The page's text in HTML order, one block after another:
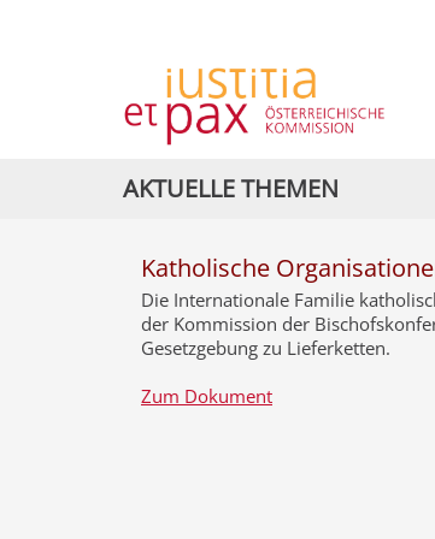
AKTUELLE THEMEN
Katholische
Die Internationale Familie
der Kommission der
Gesetzgebung zu Lieferketten.
Zum Dokument